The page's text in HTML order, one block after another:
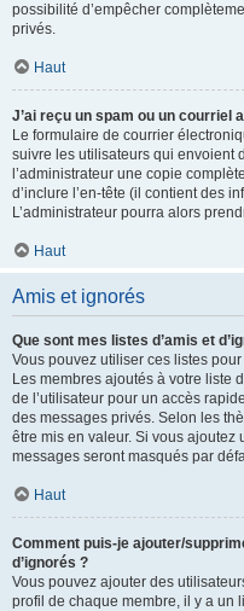
possibilité d’empêcher
privés.
Haut
J’ai reçu un spam ou un courriel
Le formulaire de courrier
suivre les utilisateurs qui envoient
l’administrateur une copie
d’inclure l’en-tête (il contient des
L’administrateur pourra alors
Haut
Amis et ignorés
Que sont mes listes d’amis et
Vous pouvez utiliser ces listes
Les membres ajoutés à votre liste
de l’utilisateur pour un accès
des messages privés. Selon les
être mis en valeur. Si vous ajoutez
messages seront masqués par
Haut
Comment puis-je ajouter/
d’ignorés ?
Vous pouvez ajouter des
profil de chaque membre, il y a un